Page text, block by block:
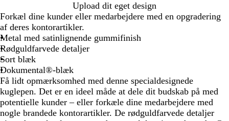
ø
d
a
r
i
n
e
b
l
å
ø
l
v
f
a
r
v
e
t
e
v
o
l
v
e
r
m
e
t
ø
d
g
u
l
d
f
a
r
v
Upload dit eget design
Forkæl dine kunder eller medarbejdere med en opgradering
af deres kontorartikler.
Metal med satinlignende gummifinish
Rødguldfarvede detaljer
Sort blæk
Dokumental®-blæk
Få lidt opmærksomhed med denne specialdesignede
kuglepen. Det er en ideel måde at dele dit budskab på med
potentielle kunder – eller forkæle dine medarbejdere med
nogle brandede kontorartikler. De rødguldfarvede detaljer